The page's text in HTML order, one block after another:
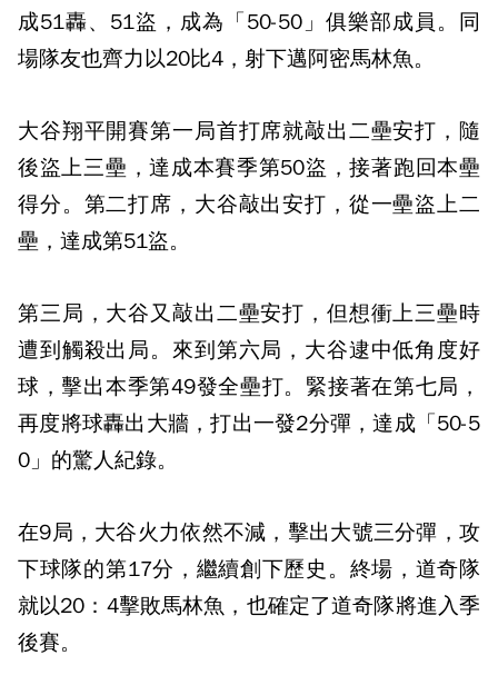
成51轟、51盜，成為「50-50」俱樂部成員。同
場隊友也齊力以20比4，射下邁阿密馬林魚。
大谷翔平開賽第一局首打席就敲出二壘安打，隨
後盜上三壘，達成本賽季第50盜，接著跑回本壘
得分。第二打席，大谷敲出安打，從一壘盜上二
壘，達成第51盜。
第三局，大谷又敲出二壘安打，但想衝上三壘時
遭到觸殺出局。來到第六局，大谷逮中低角度好
球，擊出本季第49發全壘打。緊接著在第七局，
再度將球轟出大牆，打出一發2分彈，達成「50-5
0」的驚人紀錄。
在9局，大谷火力依然不減，擊出大號三分彈，攻
下球隊的第17分，繼續創下歷史。終場，道奇隊
就以20：4擊敗馬林魚，也確定了道奇隊將進入季
後賽。